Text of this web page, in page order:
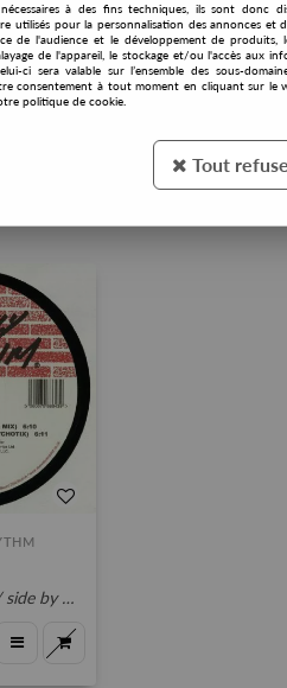
by side
à des fins techniques, ils sont donc
utilisés pour la personnalisation des annonces et
de l'audience et le développement de produits,
de l'appareil, le stockage et/ou l'accès aux
ci sera valable sur l’ensemble des sous-
consentement à tout moment en cliquant sur le
politique de cookie.
Tout